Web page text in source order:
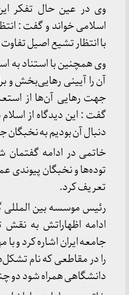
وی در عین حال تفکر
اسلامی خواند و گفت :‌
با انتظار تشیع اصیل
وی همچنین با استناد به
آن را آیینی رهایی‌بخش و
جهت رهایی آن‌ها از
گفت : این دیدگاه از
دنبال آن بودیم به
خاتمی در ادامه گفتمان
توده‌ها و نخبگان پیوندی
تعریف کرد.
رئیس موسسه بین المللی
ادامه اظهاراتش به
جامعه ایران اشاره کرد و
را در مقاطعی که نام
دانشگاهی همراه شود دو